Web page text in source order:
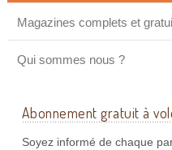
Magazines complets et
Qui sommes nous ?
Abonnement gratuit à
Soyez informé de chaque